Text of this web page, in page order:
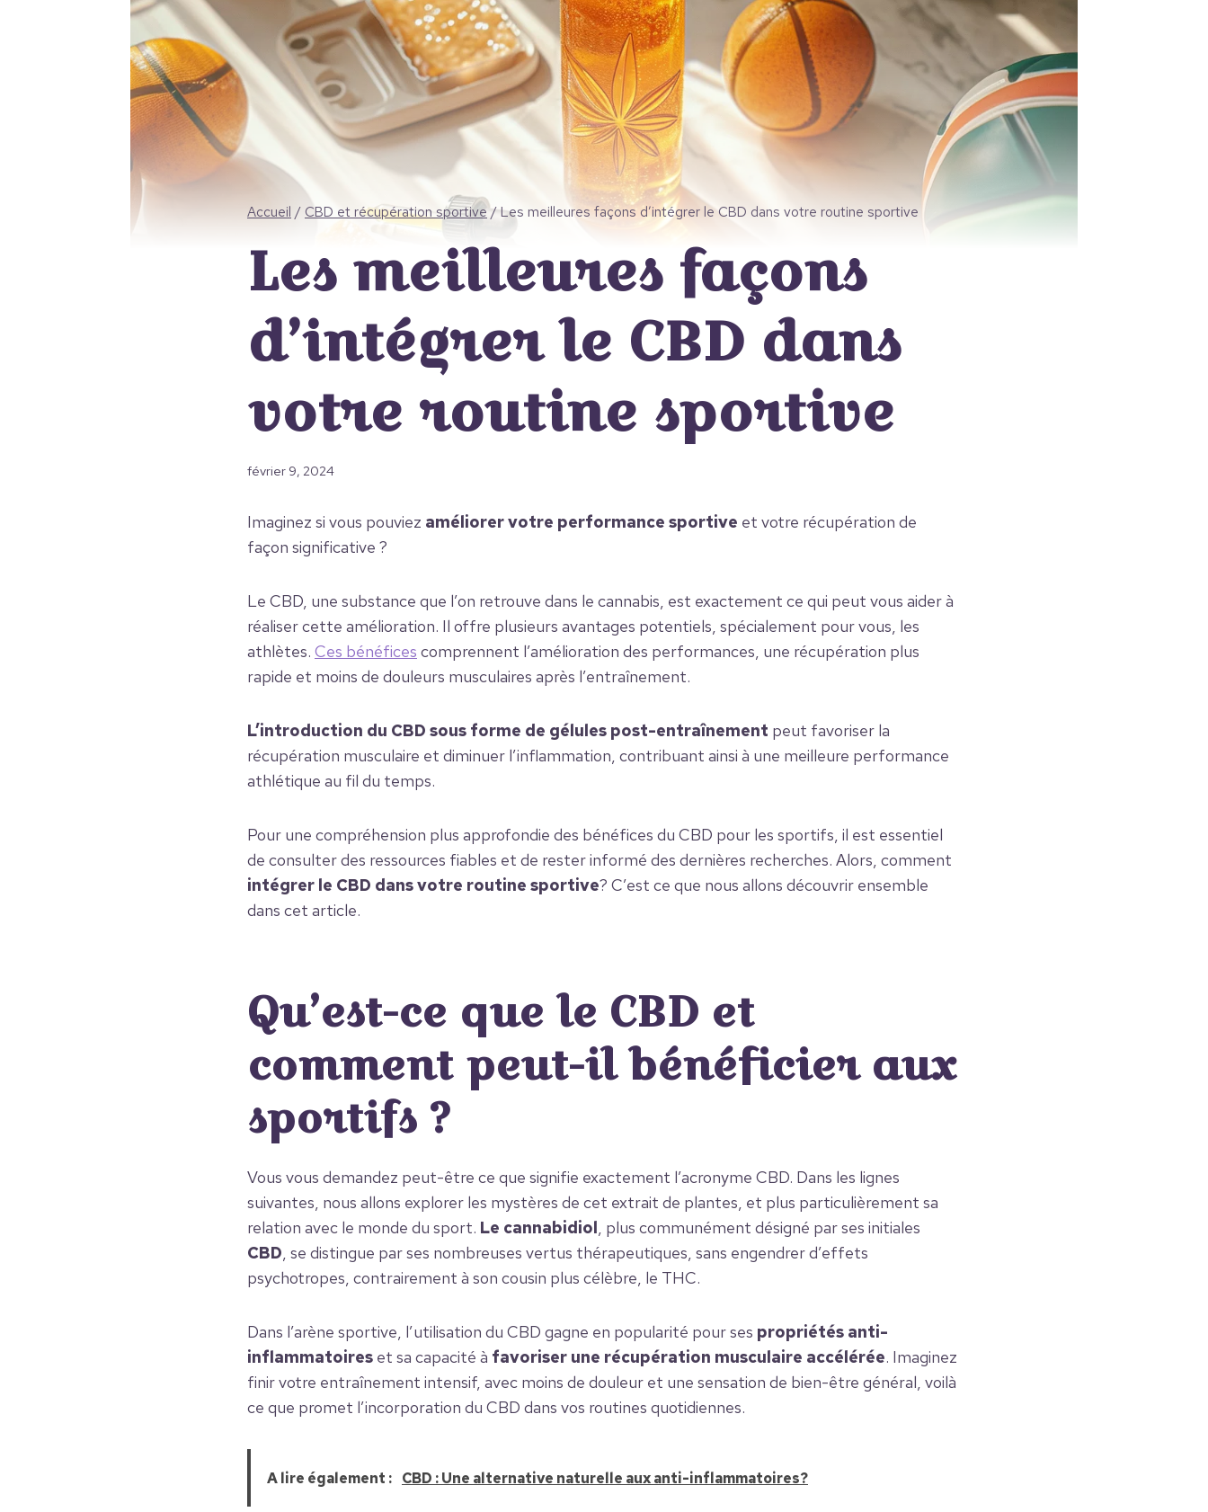
Accueil / CBD et récupération sportive/Les meilleures façons d’intégrer le CBD dans votre routine sportive
Les meilleures façons
d’intégrer le CBD dans
votre routine sportive
février 9, 2024
Imaginez si vous pouviez améliorer votre performance sportive et votre récupération de
façon significative ?
Le CBD, une substance que l’on retrouve dans le cannabis, est exactement ce qui peut vous aider à
réaliser cette amélioration. Il offre plusieurs avantages potentiels, spécialement pour vous, les
athlètes. Ces bénéfices comprennent l’amélioration des performances, une récupération plus
rapide et moins de douleurs musculaires après l’entraînement.
L’introduction du CBD sous forme de gélules post-entraînement peut favoriser la
récupération musculaire et diminuer l’inflammation, contribuant ainsi à une meilleure performance
athlétique au fil du temps.
Pour une compréhension plus approfondie des bénéfices du CBD pour les sportifs, il est essentiel
de consulter des ressources fiables et de rester informé des dernières recherches. Alors, comment
intégrer le CBD dans votre routine sportive? C’est ce que nous allons découvrir ensemble
dans cet article.
Qu’est-ce que le CBD et
comment peut-il bénéficier aux
sportifs ?
Vous vous demandez peut-être ce que signifie exactement l’acronyme CBD. Dans les lignes
suivantes, nous allons explorer les mystères de cet extrait de plantes, et plus particulièrement sa
relation avec le monde du sport. Le cannabidiol, plus communément désigné par ses initiales
CBD, se distingue par ses nombreuses vertus thérapeutiques, sans engendrer d’effets
psychotropes, contrairement à son cousin plus célèbre, le THC.
Dans l’arène sportive, l’utilisation du CBD gagne en popularité pour ses propriétés anti-
inflammatoires et sa capacité à favoriser une récupération musculaire accélérée. Imaginez
finir votre entraînement intensif, avec moins de douleur et une sensation de bien-être général, voilà
ce que promet l’incorporation du CBD dans vos routines quotidiennes.
A lire également : CBD : Une alternative naturelle aux anti-inflammatoires?